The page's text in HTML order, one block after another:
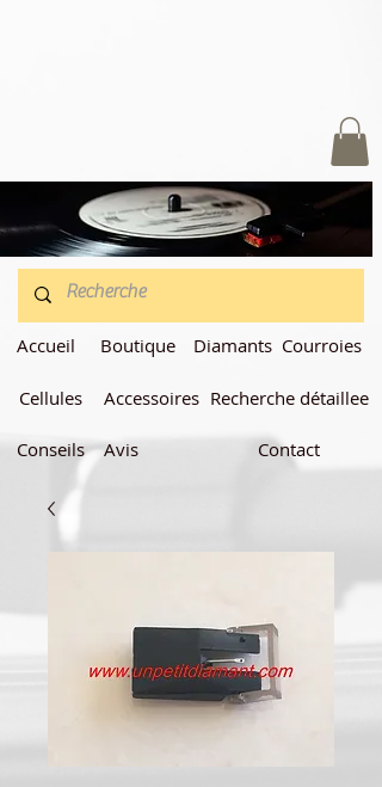
Accueil
Cellules
Conseils
Boutique
Accessoires
Avis
Diamants Courroies
Recherche détaillee
Contact